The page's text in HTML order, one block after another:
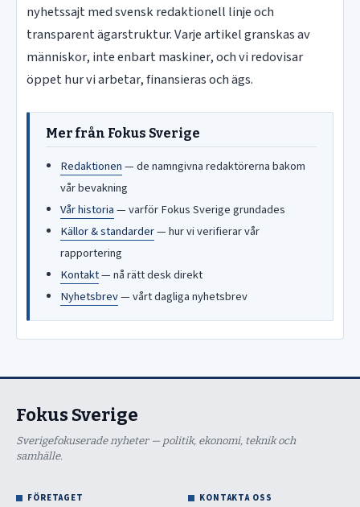
nyhetssajt med svensk redaktionell linje och
transparent ägarstruktur. Varje artikel granskas av
människor, inte enbart maskiner, och vi redovisar
öppet hur vi arbetar, finansieras och ägs.
Mer från Fokus Sverige
Redaktionen— de namngivna redaktörerna bakom
vår bevakning
Vår historia— varför Fokus Sverige grundades
Källor & standarder— hur vi verifierar vår
rapportering
Kontakt— nå rätt desk direkt
Nyhetsbrev— vårt dagliga nyhetsbrev
Fokus Sverige
Sverigefokuserade nyheter — politik, ekonomi, teknik och
samhälle.
FÖRETAGET KONTAKTA OSS